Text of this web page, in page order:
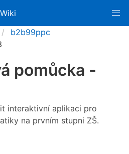
b2b99ppc
pomůcka -
interaktivní aplikaci pro
na prvním stupni ZŠ.